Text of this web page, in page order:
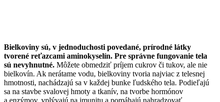
Bielkoviny sú, v jednoduchosti povedané, prírodné látky
tvorené reťazcami aminokyselín. Pre správne fungovanie tela
sú nevyhnutné. Môžete obmedziť príjem cukrov či tukov, ale nie
bielkovín. Ak nerátame vodu, bielkoviny tvoria najviac z telesnej
hmotnosti, nachádzajú sa v každej bunke ľudského tela. Podieľajú
sa na stavbe svalovej hmoty a tkanív, na tvorbe hormónov